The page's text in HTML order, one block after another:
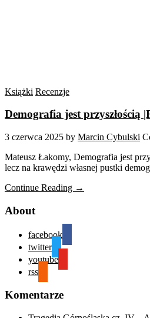
Książki Recenzje
Demografia jest przyszłością
3 czerwca 2025 by Marcin Cybulski
Mateusz Łakomy, Demografia jest
lecz na krawędzi własnej pustki
Continue Reading →
About
facebook
twitter
youtube
rss
Komentarze